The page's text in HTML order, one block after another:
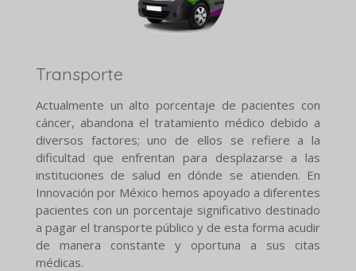
Transporte
Actualmente un alto porcentaje de pacientes con
cáncer, abandona el tratamiento médico debido a
diversos factores; uno de ellos se refiere a la
dificultad que enfrentan para desplazarse a las
instituciones de salud en dónde se atienden. En
Innovación por México hemos apoyado a diferentes
pacientes con un porcentaje significativo destinado
a pagar el transporte público y de esta forma acudir
de manera constante y oportuna a sus citas
médicas.